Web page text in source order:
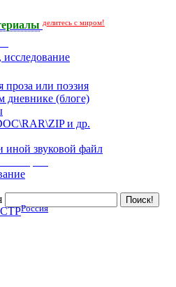
делитесь с миром!
исследование
проза или поэзия
дневнике (блоге)
и др.
иной звуковой файл
Россия